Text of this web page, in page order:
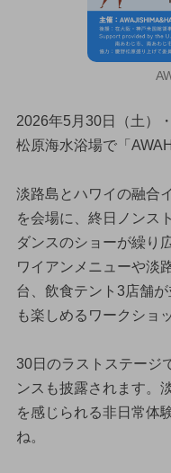
2026年5月30日（土）
松原海水浴場で「
淡路島とハワイの融合
を会場に、終日ノンス
ダンスのショーが繰り
ワイアンメニューや淡
台、飲食テント3店舗
も楽しめるワークショ
30日のラストステージ
ンスも披露されます。
を感じられる非日常体
ね。